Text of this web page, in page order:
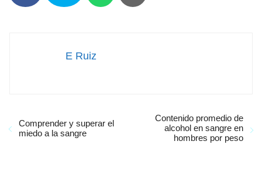
E Ruiz
Comprender y superar el
miedo a la sangre
Contenido promedio de
alcohol en sangre en
hombres por peso